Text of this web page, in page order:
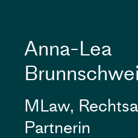
Anna-Lea
MLaw,
Partnerin